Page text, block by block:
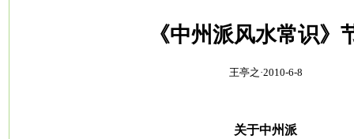
《中州派风水常识》
王亭之·2010-6-8
关于中州派